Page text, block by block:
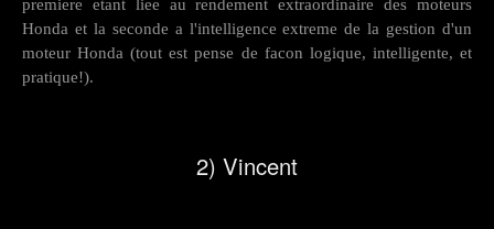
premiere etant liee au rendement extraordinaire des moteurs
Honda et la seconde a l'intelligence extreme de la gestion d'un
moteur Honda (tout est pense de facon logique, intelligente, et
pratique!).
2) Vincent